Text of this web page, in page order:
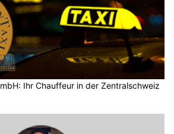
Ihr Chauffeur in der Zentralschweiz